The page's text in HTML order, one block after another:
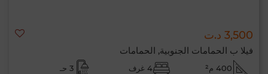
3,500 د.ت
فيلا ب الحمامات الجنوبية, الحمامات
400 م² 4 غرف 3 حـ